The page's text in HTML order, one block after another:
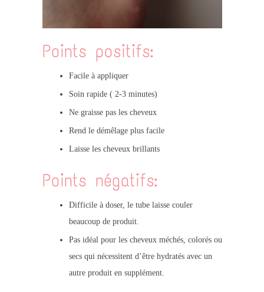
Points positifs:
Facile à appliquer
Soin rapide ( 2-3 minutes)
Ne graisse pas les cheveux
Rend le démêlage plus facile
Laisse les cheveux brillants
Points négatifs:
Difficile à doser, le tube laisse couler
beaucoup de produit.
Pas idéal pour les cheveux méchés, colorés ou
secs qui nécessitent d’être hydratés avec un
autre produit en supplément.